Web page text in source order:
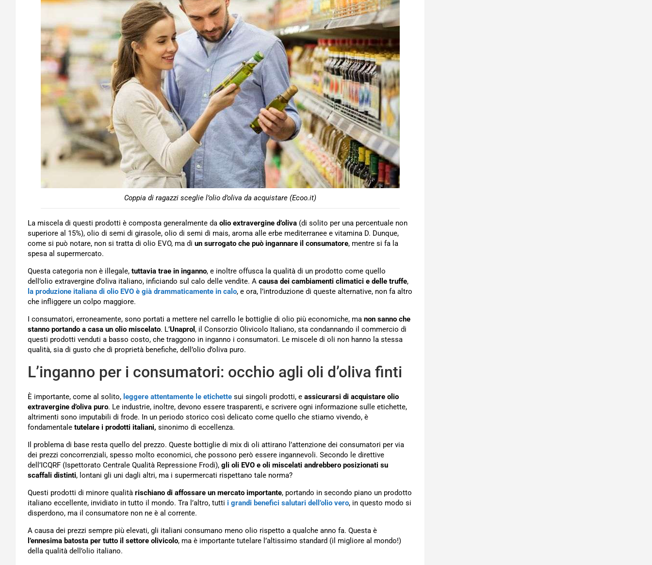
Coppia di ragazzi sceglie l’olio d’oliva da acquistare (Ecoo.it)
La miscela di questi prodotti è composta generalmente da olio extravergine d’oliva (di solito per una percentuale non
superiore al 15%), olio di semi di girasole, olio di semi di mais, aroma alle erbe mediterranee e vitamina D. Dunque,
come si può notare, non si tratta di olio EVO, ma di un surrogato che può ingannare il consumatore, mentre si fa la
spesa al supermercato.
Questa categoria non è illegale, tuttavia trae in inganno, e inoltre offusca la qualità di un prodotto come quello
dell’olio extravergine d’oliva italiano, inficiando sul calo delle vendite. A causa dei cambiamenti climatici e delle truffe,
la produzione italiana di olio EVO è già drammaticamente in calo, e ora, l’introduzione di queste alternative, non fa altro
che infliggere un colpo maggiore.
I consumatori, erroneamente, sono portati a mettere nel carrello le bottiglie di olio più economiche, ma non sanno che
stanno portando a casa un olio miscelato. L’Unaprol , il Consorzio Olivicolo Italiano, sta condannando il commercio di
questi prodotti venduti a basso costo, che traggono in inganno i consumatori. Le miscele di oli non hanno la stessa
qualità, sia di gusto che di proprietà benefiche, dell’olio d’oliva puro.
L’inganno per i consumatori: occhio agli oli d’oliva finti
È importante, come al solito, leggere attentamente le etichette sui singoli prodotti, e assicurarsi di acquistare olio
extravergine d’oliva puro. Le industrie, inoltre, devono essere trasparenti, e scrivere ogni informazione sulle etichette,
altrimenti sono imputabili di frode. In un periodo storico così delicato come quello che stiamo vivendo, è
fondamentale tutelare i prodotti italiani, sinonimo di eccellenza.
Il problema di base resta quello del prezzo. Queste bottiglie di mix di oli attirano l’attenzione dei consumatori per via
dei prezzi concorrenziali, spesso molto economici, che possono però essere ingannevoli. Secondo le direttive
dell’ICQRF (Ispettorato Centrale Qualità Repressione Frodi), gli oli EVO e oli miscelati andrebbero posizionati su
scaffali distinti, lontani gli uni dagli altri, ma i supermercati rispettano tale norma?
Questi prodotti di minore qualità rischiano di affossare un mercato importante, portando in secondo piano un prodotto
italiano eccellente, invidiato in tutto il mondo. Tra l’altro, tutti i grandi benefici salutari dell’olio vero, in questo modo si
disperdono, ma il consumatore non ne è al corrente.
A causa dei prezzi sempre più elevati, gli italiani consumano meno olio rispetto a qualche anno fa. Questa è
l’ennesima batosta per tutto il settore olivicolo, ma è importante tutelare l’altissimo standard (il migliore al mondo!)
della qualità dell’olio italiano.